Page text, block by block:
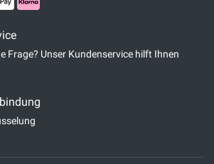
Frage? Unser Kundenservice hilft Ihnen